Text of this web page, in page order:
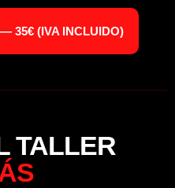
35€ (IVA INCLUIDO)
TALLER